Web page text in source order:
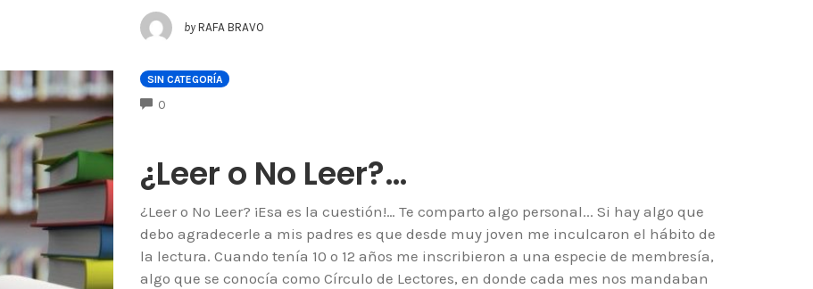
by RAFA BRAVO
SIN CATEGORÍA
0
¿Leer o No Leer?…
¿Leer o No Leer? ¡Esa es la cuestión!… Te comparto algo personal... Si hay algo que
debo agradecerle a mis padres es que desde muy joven me inculcaron el hábito de
la lectura. Cuando tenía 10 o 12 años me inscribieron a una especie de membresía,
algo que se conocía como Círculo de Lectores, en donde cada mes nos mandaban